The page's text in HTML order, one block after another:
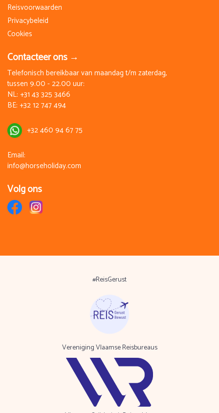
Reisvoorwaarden
Privacybeleid
Cookies
Contacteer ons →
Telefonisch bereikbaar van maandag t/m zaterdag,
tussen 9.00 - 22.00 uur:
NL: +31 43 325 3466
BE: +32 12 747 494
+32 460 94 67 75
Email:
info@horseholiday.com
Volg ons
#ReisGerust
Vereniging Vlaamse Reisbureaus